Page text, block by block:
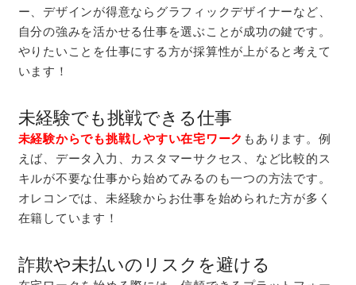
ー、デザインが得意ならグラフィックデザイナーなど、
自分の強みを活かせる仕事を選ぶことが成功の鍵です。
やりたいことを仕事にする方が採算性が上がると考えて
います！
未経験でも挑戦できる仕事
未経験からでも挑戦しやすい在宅ワーク もあります。例
えば、データ入力、カスタマーサクセス、など比較的ス
キルが不要な仕事から始めてみるのも一つの方法です。
オレコンでは、未経験からお仕事を始められた方が多く
在籍しています！
詐欺や未払いのリスクを避ける